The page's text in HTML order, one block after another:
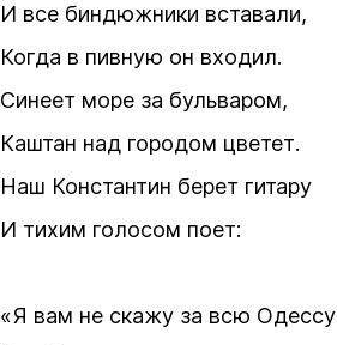
И все биндюжники вставали,
Когда в пивную он входил.
Синеет море за бульваром,
Каштан над городом цветет.
Наш Константин берет гитару
И тихим голосом поет:
«Я вам не скажу за всю Одессу